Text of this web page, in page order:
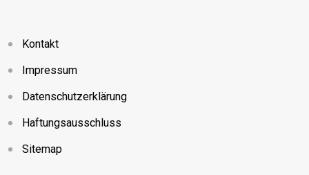
Kontakt
Impressum
Datenschutzerklärung
Haftungsausschluss
Sitemap